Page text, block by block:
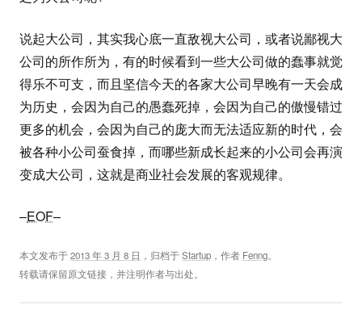
说起大公司，其实我心底一直敌视大公司，或者说鄙视大
公司的所作所为，有的时候看到一些大公司做的蠢事就觉
得乐不可支，而且坚信今天的各家大公司早晚有一天会成
为历史，会因为自己的愚蠢死掉，会因为自己的傲慢错过
更多的机会，会因为自己的庞大而无法适应新的时代，会
被各种小公司蚕食掉，而哪些新成长起来的小公司会再演
变成大公司，这就是商业社会发展的客观规律。
–EOF–
本文发布于2013 年 3 月 8 日 ，归档于Startup ，作者 Fenng。
转载请保留原文链接，并注明作者与出处。